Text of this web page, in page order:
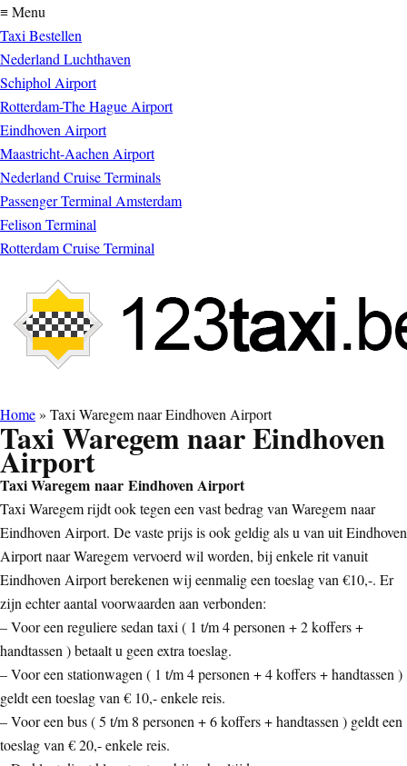
≡ Menu
Taxi Bestellen
Nederland Luchthaven
Schiphol Airport
Rotterdam-The Hague Airport
Eindhoven Airport
Maastricht-Aachen Airport
Nederland Cruise Terminals
Passenger Terminal Amsterdam
Felison Terminal
Rotterdam Cruise Terminal
Home» Taxi Waregem naar Eindhoven Airport
Taxi Waregem naar Eindhoven
Airport
Taxi Waregem naar Eindhoven Airport
Taxi Waregem rijdt ook tegen een vast bedrag van Waregem naar
Eindhoven Airport. De vaste prijs is ook geldig als u van uit Eindhoven
Airport naar Waregem vervoerd wil worden, bij enkele rit vanuit
Eindhoven Airport berekenen wij eenmalig een toeslag van €10,-. Er
zijn echter aantal voorwaarden aan verbonden:
– Voor een reguliere sedan taxi ( 1 t/m 4 personen + 2 koffers +
handtassen ) betaalt u geen extra toeslag.
– Voor een stationwagen ( 1 t/m 4 personen + 4 koffers + handtassen )
geldt een toeslag van € 10,- enkele reis.
– Voor een bus ( 5 t/m 8 personen + 6 koffers + handtassen ) geldt een
toeslag van € 20,- enkele reis.